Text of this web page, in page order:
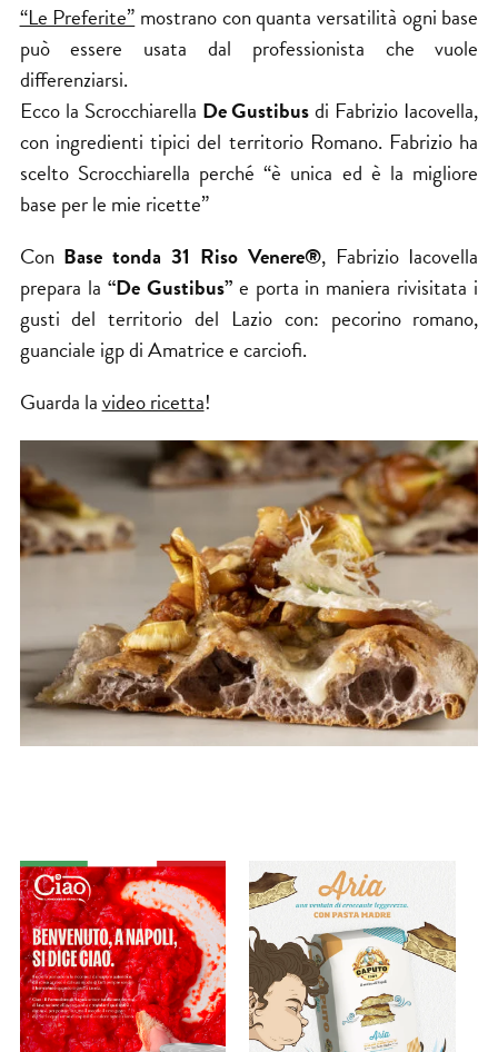
“Le Preferite”mostrano con quanta versatilità ogni base
può essere usata dal professionista che vuole
differenziarsi.
Ecco la Scrocchiarella De Gustibusdi Fabrizio Iacovella,
con ingredienti tipici del territorio Romano. Fabrizio ha
scelto Scrocchiarella perché “è unica ed è la migliore
base per le mie ricette”
Con Base tonda 31 Riso Venere®, Fabrizio Iacovella
prepara la “De Gustibus”e porta in maniera rivisitata i
gusti del territorio del Lazio con: pecorino romano,
guanciale igp di Amatrice e carciofi.
Guarda lavideo ricetta!